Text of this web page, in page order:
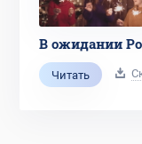
В ожидании
Читать